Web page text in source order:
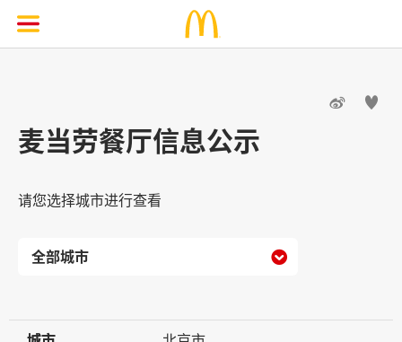
 
麦当劳餐厅信息公示
请您选择城市进行查看
